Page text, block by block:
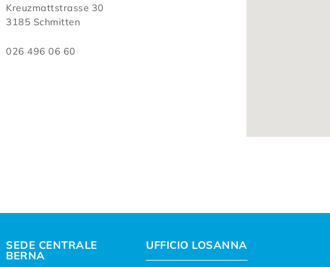
Kreuzmattstrasse 30
3185 Schmitten
026 496 06 60
SEDE CENTRALE
BERNA
UFFICIO LOSANNA